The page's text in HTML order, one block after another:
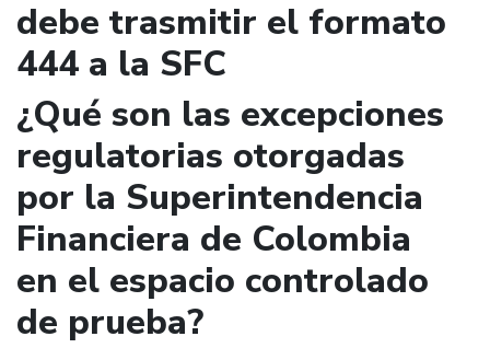
debe trasmitir el formato
444 a la SFC
¿Qué son las excepciones
regulatorias otorgadas
por la Superintendencia
Financiera de Colombia
en el espacio controlado
de prueba?